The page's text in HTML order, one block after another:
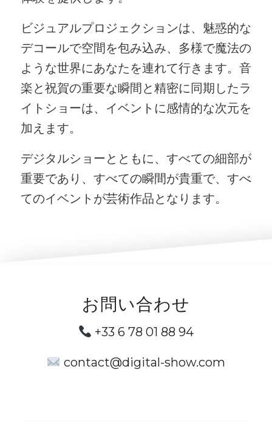
ビジュアルプロジェクションは、魅惑的な
デコールで空間を包み込み、多様で魔法の
ような世界にあなたを連れて行きます。音
楽と祝賀の重要な瞬間と精密に同期したラ
イトショーは、イベントに感情的な次元を
加えます。
デジタルショーとともに、すべての細部が
重要であり、すべての瞬間が貴重で、すべ
てのイベントが芸術作品となります。
お問い合わせ
+33 6 78 01 88 94
contact@digital-show.com